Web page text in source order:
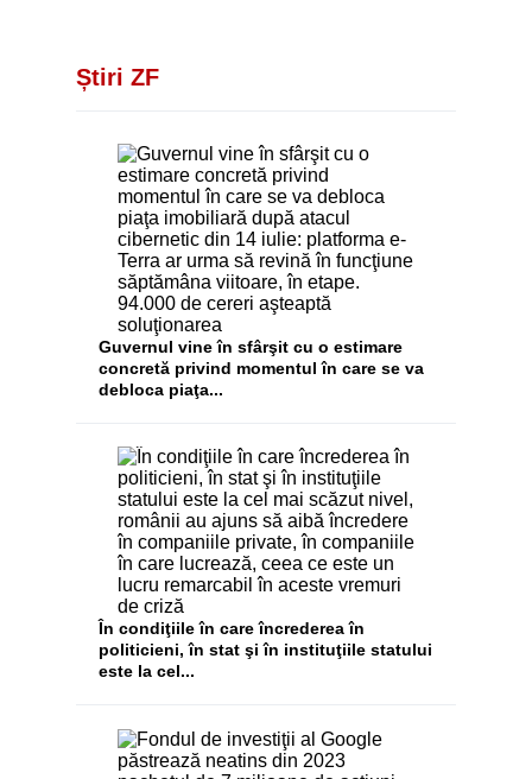
Știri ZF
Guvernul vine în sfârşit cu o estimare
concretă privind momentul în care se va
debloca piaţa...
În condiţiile în care încrederea în
politicieni, în stat şi în instituţiile statului
este la cel...